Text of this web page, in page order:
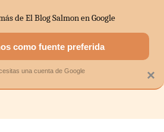
DOMÉSTICA MERCADOS
×
de El Blog Salmon en Google
como fuente preferida
una cuenta de Google